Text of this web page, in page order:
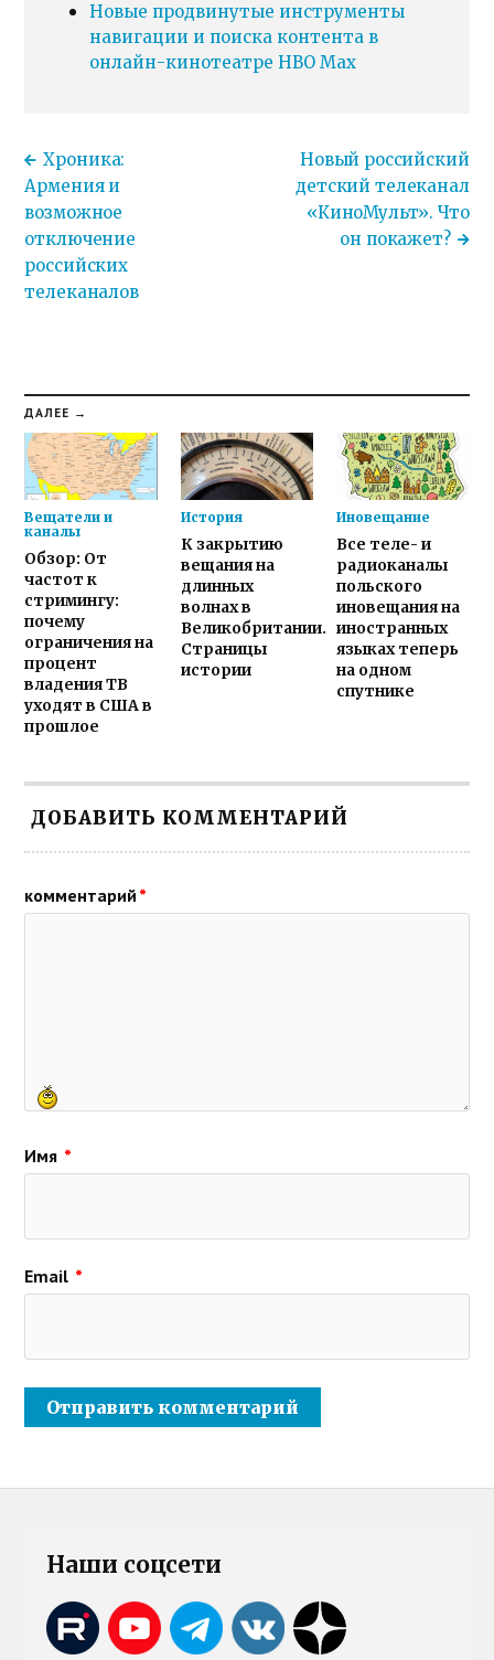
Новые продвинутые инструменты
навигации и поиска контента в
онлайн-кинотеатре HBO Max
Хроника:
Армения и
возможное
отключение
российских
телеканалов
Новый российский
детский телеканал
«КиноМульт». Что
он покажет?
ДАЛЕЕ →
Вещатели и
каналы
Обзор: От
частот к
стримингу:
почему
ограничения на
процент
владения ТВ
уходят в США в
прошлое
История
К закрытию
вещания на
длинных
волнах в
Великобритании.
Страницы
истории
Иновещание
Все теле- и
радиоканалы
польского
иновещания на
иностранных
языках теперь
на одном
спутнике
ДОБАВИТЬ КОММЕНТАРИЙ
комментарий *
Имя *
Email *
Наши соцсети